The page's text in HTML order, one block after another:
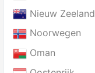
Nieuw Zeeland
Noorwegen
Oman